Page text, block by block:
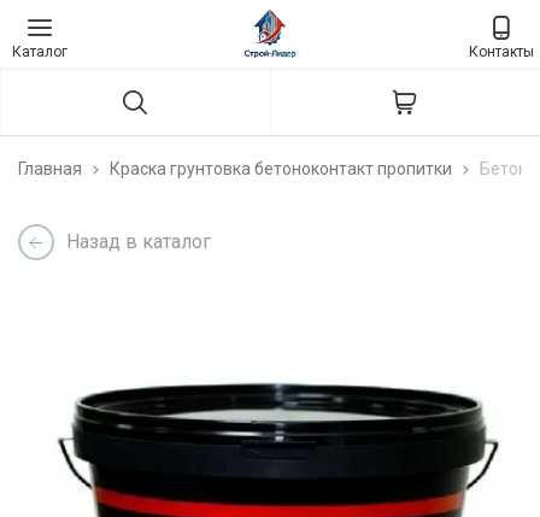
Каталог Контакты
Главная Краска грунтовка бетоноконтакт пропитки
Назад в каталог